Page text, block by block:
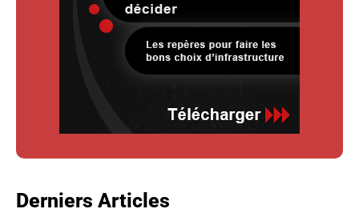
Derniers Articles